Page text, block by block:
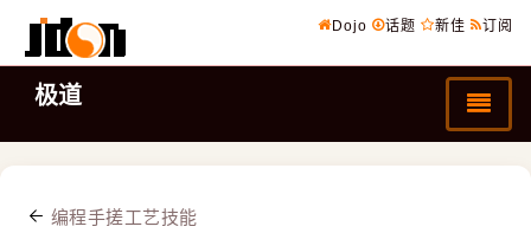
Dojo 话题 新佳 订阅
极道
编程手搓工艺技能